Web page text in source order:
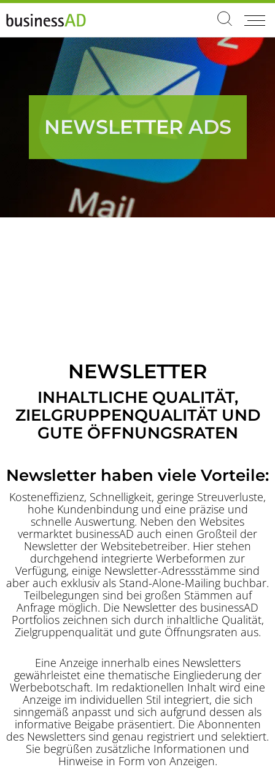
NEWSLETTER ADS
NEWSLETTER
INHALTLICHE QUALITÄT,
ZIELGRUPPENQUALITÄT UND
GUTE ÖFFNUNGSRATEN
Newsletter haben viele Vorteile:
Kosteneffizienz, Schnelligkeit, geringe Streuverluste,
hohe Kundenbindung und eine präzise und
schnelle Auswertung. Neben den Websites
vermarktet businessAD auch einen Großteil der
Newsletter der Websitebetreiber. Hier stehen
durchgehend integrierte Werbeformen zur
Verfügung, einige Newsletter-Adressstämme sind
aber auch exklusiv als Stand-Alone-Mailing buchbar.
Teilbelegungen sind bei großen Stämmen auf
Anfrage möglich. Die Newsletter des businessAD
Portfolios zeichnen sich durch inhaltliche Qualität,
Zielgruppenqualität und gute Öffnungsraten aus.
Eine Anzeige innerhalb eines Newsletters
gewährleistet eine thematische Eingliederung der
Werbebotschaft. Im redaktionellen Inhalt wird eine
Anzeige im individuellen Stil integriert, die sich
sinngemäß anpasst und sich aufgrund dessen als
informative Beigabe präsentiert. Die Abonnenten
des Newsletters sind genau registriert und selektiert.
Sie begrüßen zusätzliche Informationen und
Hinweise in Form von Anzeigen.